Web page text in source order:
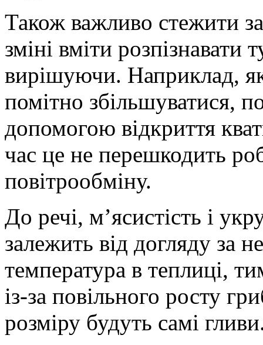
Також важливо стежити
зміні вміти
вирішуючи. Наприклад,
помітно збільшуватися,
допомогою відкриття
час це не перешкодить
повітрообміну.
До речі, м’ясистість і
залежить від догляду за
температура в теплиці,
із-за повільного росту
розміру будуть самі